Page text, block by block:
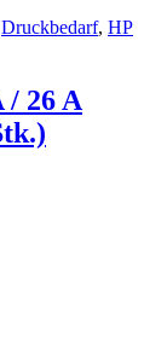
Druckbedarf, HP
/ 26 A